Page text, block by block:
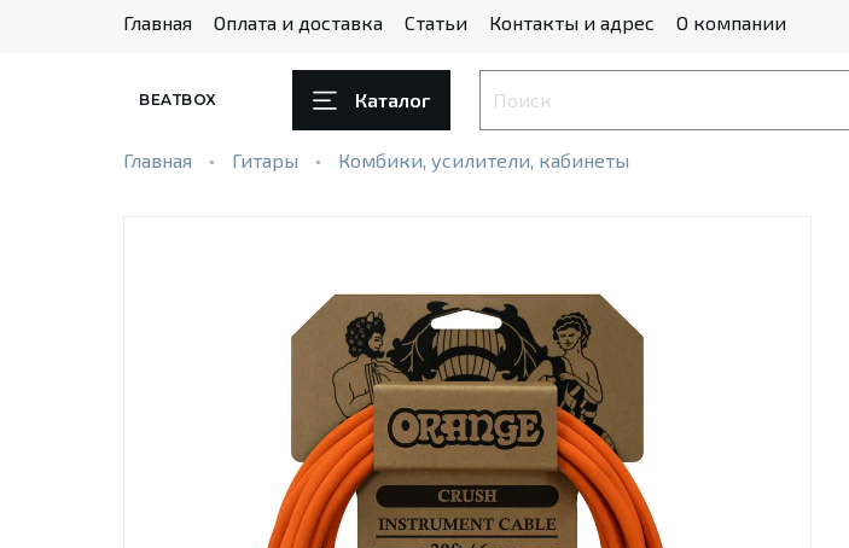
Главная Оплата и доставка Статьи Контакты и адрес О компании
BEATBOX Каталог
Главная Гитары Комбики, усилители, кабинеты